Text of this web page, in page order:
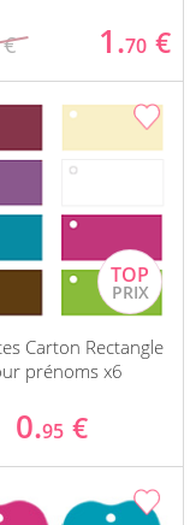
€ 1.70 €
Carton Rectangle
prénoms x6
0.95 €